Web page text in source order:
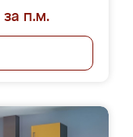
п.м.